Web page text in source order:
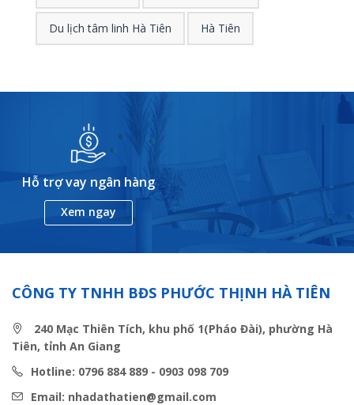
Du lịch tâm linh Hà Tiên Hà Tiên
Hỗ trợ vay ngân hàng
Xem ngay
CÔNG TY TNHH BĐS PHƯỚC THỊNH HÀ TIÊN
240 Mạc Thiên Tích, khu phố 1(Pháo Đài), phường Hà
Tiên, tỉnh An Giang
Hotline: 0796 884 889 - 0903 098 709
Email: nhadathatien@gmail.com